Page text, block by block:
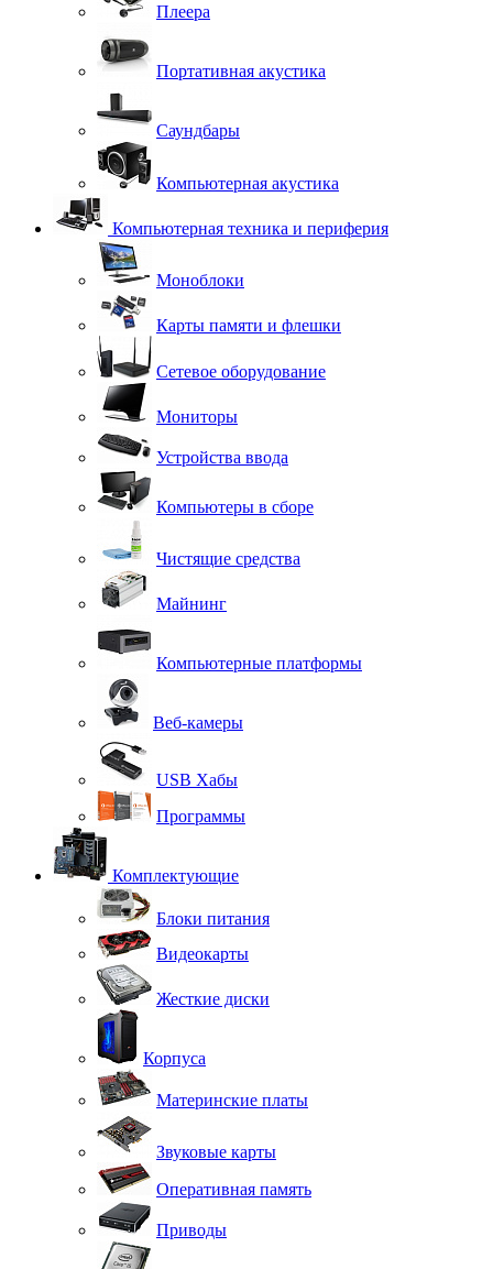
Плеера
Портативная акустика
Саундбары
Компьютерная акустика
Компьютерная техника и периферия
Моноблоки
Карты памяти и флешки
Сетевое оборудование
Мониторы
Устройства ввода
Компьютеры в сборе
Чистящие средства
Майнинг
Компьютерные платформы
Веб-камеры
USB Хабы
Программы
Комплектующие
Блоки питания
Видеокарты
Жесткие диски
Корпуса
Материнские платы
Звуковые карты
Оперативная память
Приводы